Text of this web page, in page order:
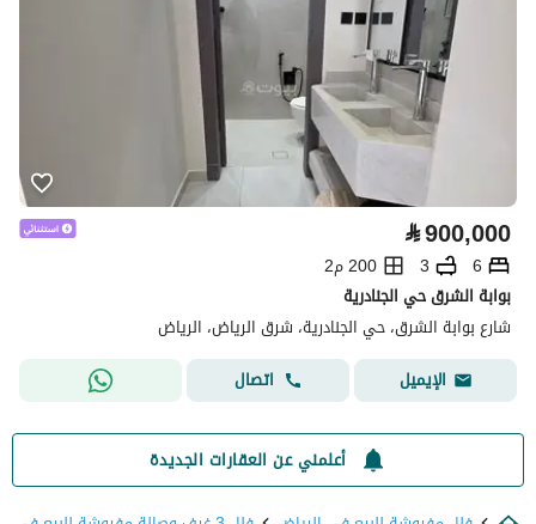
⃁900,000
6
3
200 م2
بوابة الشرق حي الجنادرية
شارع بوابة الشرق، حي الجنادرية، شرق الرياض، الرياض
الإيميل
اتصال
أعلمني عن العقارات الجديدة